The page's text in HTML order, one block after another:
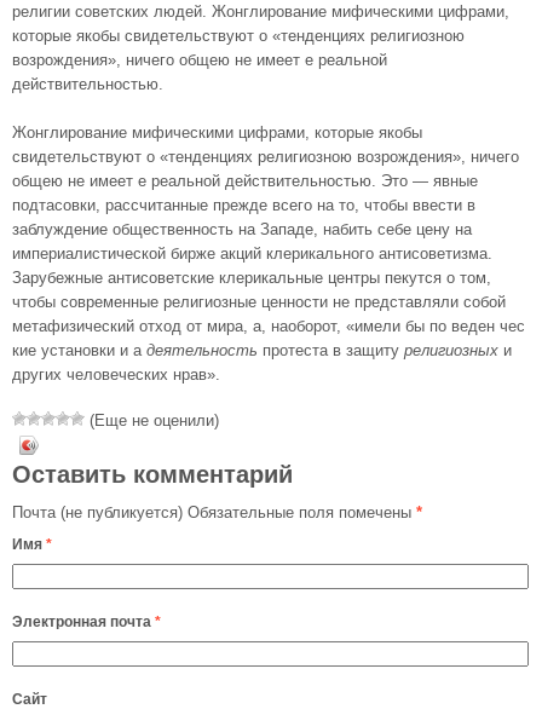
религии советских людей. Жонглирование мифическими цифрами,
которые якобы свидетельствуют о «тенденциях религиозною
возрождения», ничего общею не имеет е реальной
действительностью.
Жонглирование мифическими цифрами, которые якобы
свидетельствуют о «тенденциях религиозною возрождения», ничего
общею не имеет е реальной действительностью. Это — явные
подтасовки, рассчитанные прежде всего на то, чтобы ввести в
заблуждение общественность на Западе, набить себе цену на
империалистической бирже акций клерикального антисоветизма.
Зарубежные антисоветские клерикальные центры пекутся о том,
чтобы современные религиозные ценности не представляли собой
метафизический отход от мира, а, наоборот, «имели бы по веден чес
кие установки и а деятельность протеста в защиту религиозных и
других человеческих нрав».
(Еще не оценили)
Оставить комментарий
Почта (не публикуется) Обязательные поля помечены *
Имя *
Электронная почта *
Сайт